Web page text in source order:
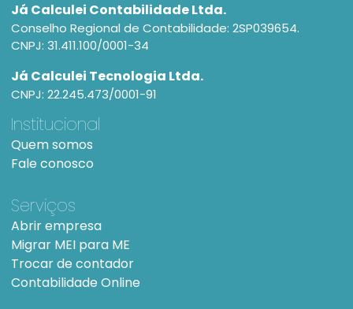
Já Calculei Contabilidade Ltda.
Conselho Regional de Contabilidade: 2SP039654.
CNPJ: 31.411.100/0001-34
Já Calculei Tecnologia Ltda.
CNPJ: 22.245.473/0001-91
Institucional
Quem somos
Fale conosco
Serviços
Abrir empresa
Migrar MEI para ME
Trocar de contador
Contabilidade Online